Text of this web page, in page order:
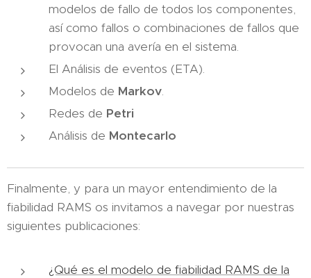
modelos de fallo de todos los componentes,
así como fallos o combinaciones de fallos que
provocan una avería en el sistema.
El Análisis de eventos (ETA).
Modelos de Markov.
Redes de Petri
Análisis de Montecarlo
Finalmente, y para un mayor entendimiento de la
fiabilidad RAMS os invitamos a navegar por nuestras
siguientes publicaciones:
¿Qué es el modelo de fiabilidad RAMS de la